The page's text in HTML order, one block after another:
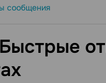
сообщения